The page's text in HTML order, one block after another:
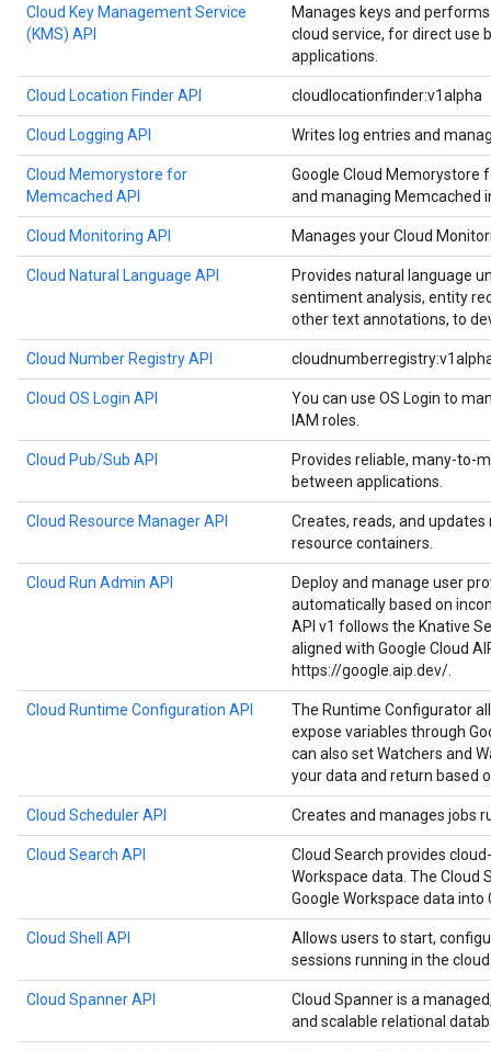
Cloud Key Management Service
(KMS) API
Manages keys and
cloud service, for direct use
applications.
Cloud Location Finder API cloudlocationfinder:v1alpha
Cloud Logging API Writes log entries and
Cloud Memorystore for
Memcached API
Google Cloud Memorystore
and managing Memcached
Cloud Monitoring API Manages your Cloud
Cloud Natural Language API
Provides natural language
sentiment analysis, entity
other text annotations, to
Cloud Number Registry API
Cloud OS Login API
You can use OS Login to
IAM roles.
Cloud Pub/Sub API
Provides reliable, many-to-
between applications.
Cloud Resource Manager API
Creates, reads, and
resource containers.
Cloud Run Admin API
Deploy and manage user
automatically based on
API v1 follows the Knative
aligned with Google Cloud
https://google.aip.dev/.
Cloud Runtime Configuration API
The Runtime Configurator
expose variables through
can also set Watchers and
your data and return based
Cloud Scheduler API Creates and manages jobs
Cloud Search API
Cloud Search provides
Workspace data. The Cloud
Google Workspace data into
Cloud Shell API
Allows users to start,
sessions running in the
Cloud Spanner API
Cloud Spanner is a
and scalable relational